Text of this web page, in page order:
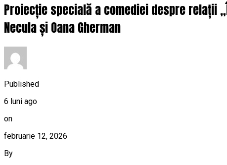
Proiecție specială a comediei despre relații
Necula și Oana Gherman
Published
6 luni ago
on
februarie 12, 2026
By